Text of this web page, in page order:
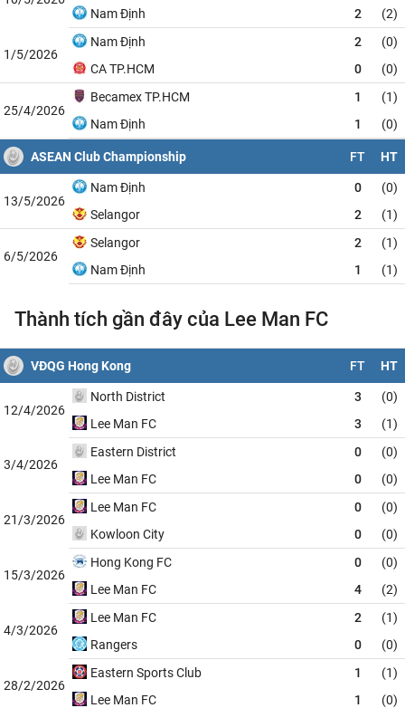
Nam Định
2 (2)
1/5/2026
Nam Định 2
(0)
CA TP.HCM
0 (0)
25/4/2026
Becamex TP.HCM 1
(1)
Nam Định
1 (0)
ASEAN Club Championship FT HT
13/5/2026
Nam Định 0
(0)
Selangor
2 (1)
6/5/2026
Selangor 2
(1)
Nam Định
1 (1)
Thành tích gần đây của Lee Man FC
VĐQG Hong Kong FT HT
12/4/2026
North District 3
(0)
Lee Man FC
3 (1)
3/4/2026
Eastern District 0
(0)
Lee Man FC
0 (0)
21/3/2026
Lee Man FC 0
(0)
Kowloon City
0 (0)
15/3/2026
Hong Kong FC 0
(0)
Lee Man FC
4 (2)
4/3/2026
Lee Man FC 2
(1)
Rangers
0 (0)
28/2/2026
Eastern Sports Club 1
(1)
Lee Man FC
1 (0)